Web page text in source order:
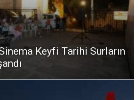
Keyfi Tarihi Surların